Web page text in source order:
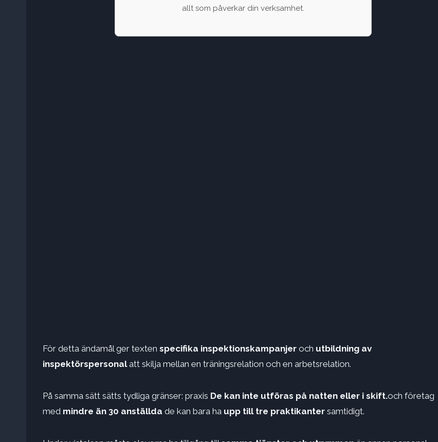
allt som påverkar din verksamhet.
För detta ändamål ger texten specifika inspektionskampanjer och utbildning av
inspektörspersonalatt skilja mellan en träningsrelation och en arbetsrelation.
På samma sätt sätts tydliga gränser: praxis De kan inte utföras på natten eller i skift.och företag
med mindre än 30 anställda de kan bara ha upp till tre praktikanter samtidigt.